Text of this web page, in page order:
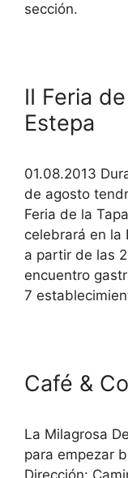
sección.
II Feria
Estepa
01.08.2013
de agosto
Feria de la
celebrará en la
a partir de las
encuentro
7
Café &
La Milagrosa
para empezar